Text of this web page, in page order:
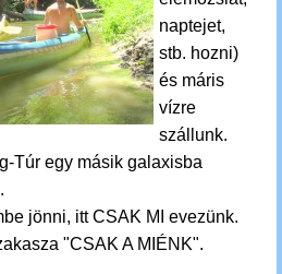
naptejet,
stb. hozni)
és máris
vízre
szállunk.
Túr egy másik galaxisba
jönni, itt CSAK MI evezünk.
"CSAK A MIÉNK".